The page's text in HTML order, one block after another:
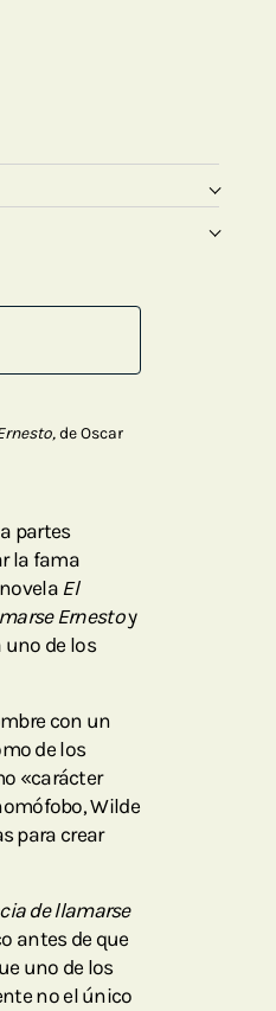
de Oscar
partes
la fama
El
Ernestoy
de los
con un
de los
«carácter
Wilde
para crear
de llamarse
antes de que
uno de los
no el único